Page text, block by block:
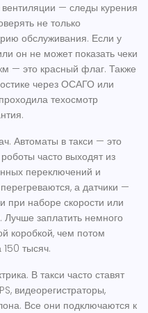
— следы курения
не только
обслуживания. Если у
он не может показать чеки
— это красный флаг. Также
через ОСАГО или
техосмотр
Автоматы в такси — это
часто выходят из
переключений и
а датчики —
при наборе скорости или
заплатить немного
коробкой, чем потом
тысяч.
В такси часто ставят
видеорегистраторы,
Все они подключаются к